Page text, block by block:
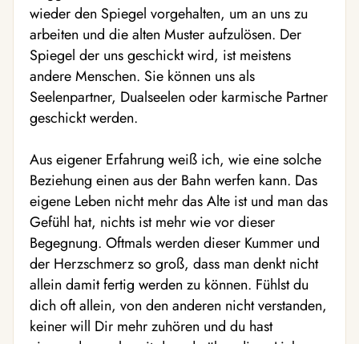
wieder den Spiegel vorgehalten, um an uns zu
arbeiten und die alten Muster aufzulösen. Der
Spiegel der uns geschickt wird, ist meistens
andere Menschen. Sie können uns als
Seelenpartner, Dualseelen oder karmische Partner
geschickt werden.
Aus eigener Erfahrung weiß ich, wie eine solche
Beziehung einen aus der Bahn werfen kann. Das
eigene Leben nicht mehr das Alte ist und man das
Gefühl hat, nichts ist mehr wie vor dieser
Begegnung. Oftmals werden dieser Kummer und
der Herzschmerz so groß, dass man denkt nicht
allein damit fertig werden zu können. Fühlst du
dich oft allein, von den anderen nicht verstanden,
keiner will Dir mehr zuhören und du hast